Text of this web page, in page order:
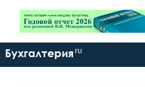
Бухгалтерия ru